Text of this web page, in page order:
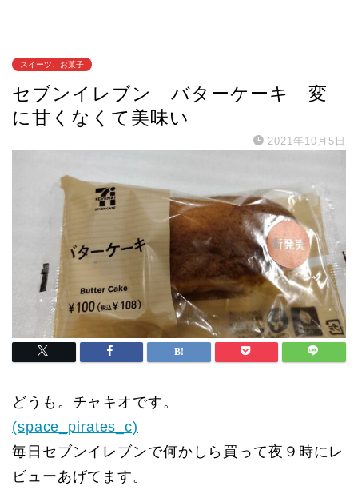
スイーツ、お菓子
セブンイレブン バターケーキ 変
に甘くなくて美味い
2021年10月5日
どうも。チャキオです。
(space_pirates_c)
毎日セブンイレブンで何かしら買って夜９時にレ
ビューあげてます。